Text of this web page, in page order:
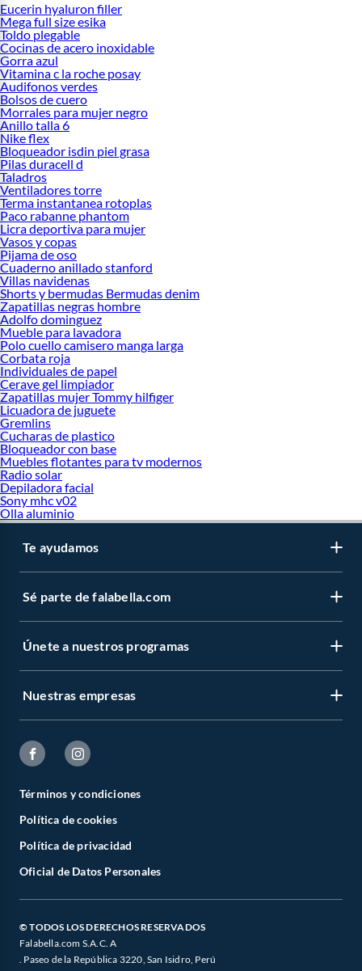
Eucerin hyaluron filler
Mega full size esika
Toldo plegable
Cocinas de acero inoxidable
Gorra azul
Vitamina c la roche posay
Audifonos verdes
Bolsos de cuero
Morrales para mujer negro
Anillo talla 6
Nike flex
Bloqueador isdin piel grasa
Pilas duracell d
Taladros
Ventiladores torre
Terma instantanea rotoplas
Paco rabanne phantom
Licra deportiva para mujer
Vasos y copas
Pijama de oso
Cuaderno anillado stanford
Villas navidenas
Shorts y bermudas Bermudas denim
Zapatillas negras hombre
Adolfo dominguez
Mueble para lavadora
Polo cuello camisero manga larga
Corbata roja
Individuales de papel
Cerave gel limpiador
Zapatillas mujer Tommy hilfiger
Licuadora de juguete
Gremlins
Cucharas de plastico
Bloqueador con base
Muebles flotantes para tv modernos
Radio solar
Depiladora facial
Sony mhc v02
Olla aluminio
Te ayudamos
Sé parte de falabella.com
Únete a nuestros programas
Nuestras empresas
Términos y condiciones
Política de cookies
Política de privacidad
Oficial de Datos Personales
© TODOS LOS DERECHOS RESERVADOS
Falabella.com S.A.C. A
. Paseo de la República 3220, San Isidro, Perú